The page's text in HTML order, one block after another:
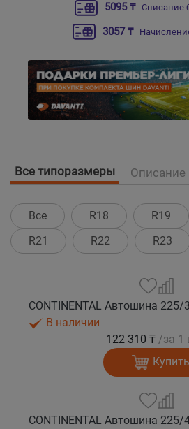
5095 ₸ Списание
3057 ₸
Все типоразмеры Описание
Все R18 R19
R21
R22 R23
В наличии
122 310 ₸ /за 1
Купить